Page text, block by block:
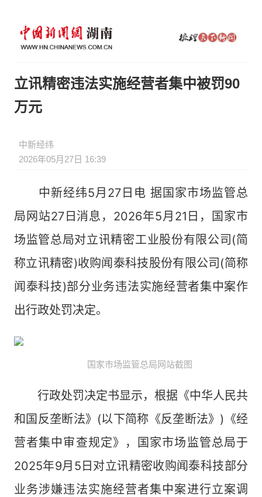
立讯精密违法实施经营者集中被罚90
万元
中新经纬
2026年05月27日 16:39
中新经纬5月27日电 据国家市场监管总
局网站27日消息，2026年5月21日，国家市
场监管总局对立讯精密工业股份有限公司(简
称立讯精密)收购闻泰科技股份有限公司(简称
闻泰科技)部分业务违法实施经营者集中案作
出行政处罚决定。
国家市场监管总局网站截图
行政处罚决定书显示，根据《中华人民共
和国反垄断法》(以下简称《反垄断法》)《经
营者集中审查规定》，国家市场监管总局于
2025年9月5日对立讯精密收购闻泰科技部分
业务涉嫌违法实施经营者集中案进行立案调